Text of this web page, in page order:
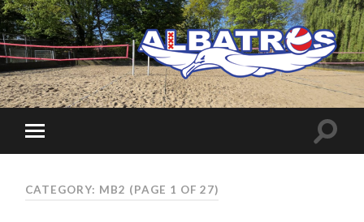
CATEGORY: MB2 (PAGE 1 OF 27)